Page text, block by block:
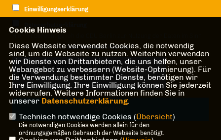
Einwilligungserklärung
der nachfolgenden Datenschutzerklärung.*
Anti-Roboter-Verifizierung
Hier klicken
Friendly Captcha ⇗
* Pflichtfeld!
Cookie Hinweis
Diese Webseite verwendet Cookies, die notwendig
sind, um die Webseite zu nutzen. Weiterhin verwenden
wir Dienste von Drittanbietern, die uns helfen, unser
Webangebot zu verbessern (Website-Optmierung). Für
die Verwendung bestimmter Dienste, benötigen wir
Ihre Einwilligung. Ihre Einwilligung können Sie jederzeit
widerrufen. Weitere Informationen finden Sie in
unserer Datenschutzerklärung.
Technisch notwendige Cookies (Übersicht)
Die notwendigen Cookies werden allein für den
ordnungsgemäßen Gebrauch der Webseite benötigt.